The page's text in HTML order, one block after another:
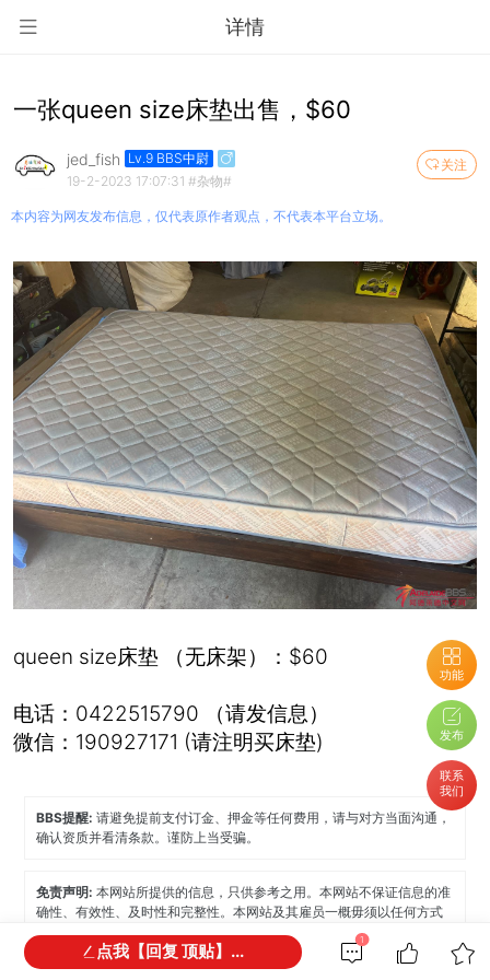
详情
功能
发布
联系
我们
一张queen size床垫出售，$60
关注
jed_fish Lv.9 BBS中尉
19-2-2023 17:07:31 #杂物#
本内容为网友发布信息，仅代表原作者观点，不代表本平台立场。
queen size床垫 （无床架）：$60
电话：0422515790 （请发信息）
微信：190927171 (请注明买床垫)
BBS提醒:请避免提前支付订金、押金等任何费用，请与对方当面沟通，
确认资质并看清条款。谨防上当受骗。
免责声明:本网站所提供的信息，只供参考之用。本网站不保证信息的准
确性、有效性、及时性和完整性。本网站及其雇员一概毋须以任何方式
就任何信息传递或传送的失误、不准确或错误，对用户或任何其他人士
负任何直接或间接责任。在法律允许的范围内，本网站在此声明，不承
担用户或任何人士就使用或未能使用本网站所提供的信息或任何链接所
1
点我【回复 顶贴】...